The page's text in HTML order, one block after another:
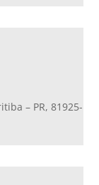
– PR, 81925-